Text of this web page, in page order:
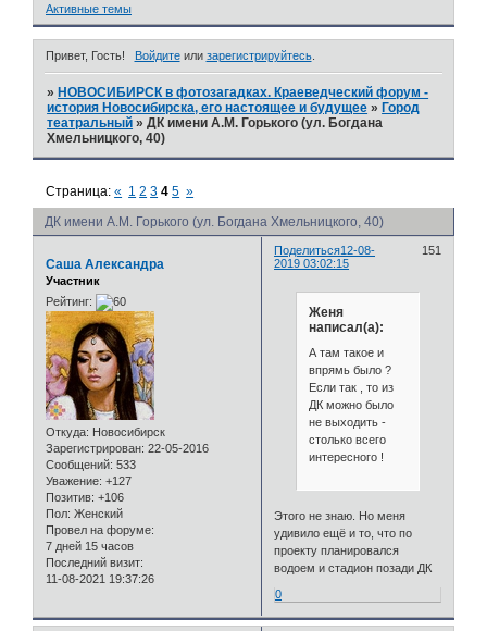
Активные темы
Привет, Гость! Войдитеили зарегистрируйтесь.
» НОВОСИБИРСК в фотозагадках. Краеведческий форум -
история Новосибирска, его настоящее и будущее » Город
театральный »ДК имени А.М. Горького (ул. Богдана
Хмельницкого, 40)
ДК имени А.М. Горького (ул. Богдана Хмельницкого, 40)
Страница:« 1 2 3 4 5 »
Поделиться 151
12-08-
2019 03:02:15
Саша Александра
Участник
Рейтинг:
Откуда: Новосибирск
Зарегистрирован: 22-05-2016
Сообщений: 533
Уважение: +127
Позитив: +106
Пол: Женский
Провел на форуме:
7 дней 15 часов
Последний визит:
11-08-2021 19:37:26
Женя
написал(а):
А там такое и
впрямь было ?
Если так , то из
ДК можно было
не выходить -
столько всего
интересного !
Этого не знаю. Но меня
удивило ещё и то, что по
проекту планировался
водоем и стадион позади ДК
0